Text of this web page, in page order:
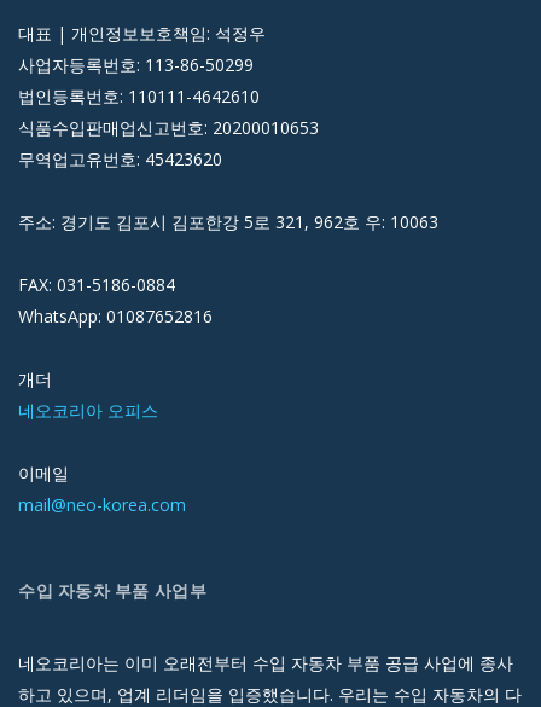
대표 | 개인정보보호책임: 석정우
사업자등록번호: 113-86-50299
법인등록번호: 110111-4642610
식품수입판매업신고번호: 20200010653
무역업고유번호: 45423620
주소: 경기도 김포시 김포한강 5로 321, 962호 우: 10063
FAX: 031-5186-0884
WhatsApp: 01087652816
개더
네오코리아 오피스
이메일
mail@neo-korea.com
수입 자동차 부품 사업부
네오코리아는 이미 오래전부터 수입 자동차 부품 공급 사업에 종사
하고 있으며, 업계 리더임을 입증했습니다. 우리는 수입 자동차의 다